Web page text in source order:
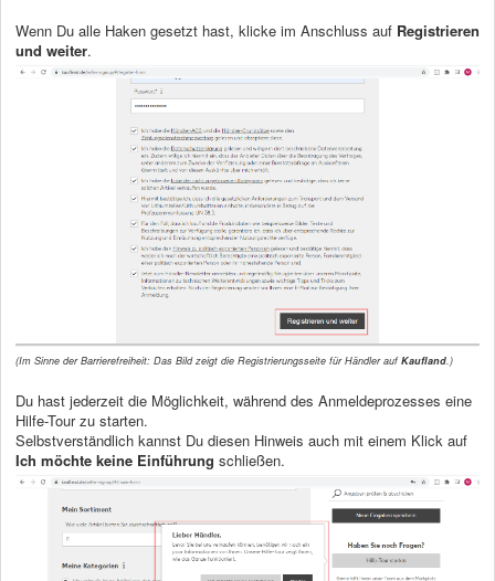
Wenn Du alle Haken gesetzt hast, klicke im Anschluss auf Registrieren
und weiter.
(Im Sinne der Barrierefreiheit: Das Bild zeigt die Registrierungsseite für Händler aufKaufland.)
Du hast jederzeit die Möglichkeit, während des Anmeldeprozesses eine
Hilfe-Tour zu starten.
Selbstverständlich kannst Du diesen Hinweis auch mit einem Klick auf
Ich möchte keine Einführung schließen.